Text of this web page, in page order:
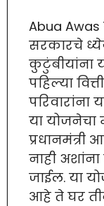
Abua
सरकारचे
कुटुंबीयांना
पहिल्या
या योजनेचा
प्रधानमंत्री
नाही अशांना
जाईल. या
आहे ते घर